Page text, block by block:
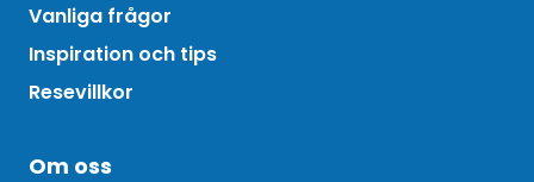
Vanliga frågor
Inspiration och tips
Resevillkor
Om oss